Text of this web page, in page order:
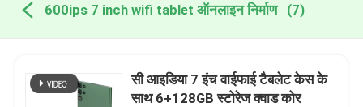
600ips 7 inch wifi tablet ऑनलाइन निर्माण (7)
सी आइडिया 7 इंच वाईफाई टैबलेट केस के
साथ 6+128GB स्टोरेज क्वाड कोर